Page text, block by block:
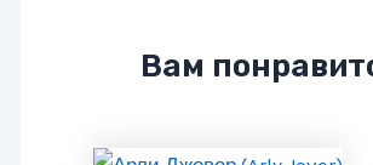
Вам